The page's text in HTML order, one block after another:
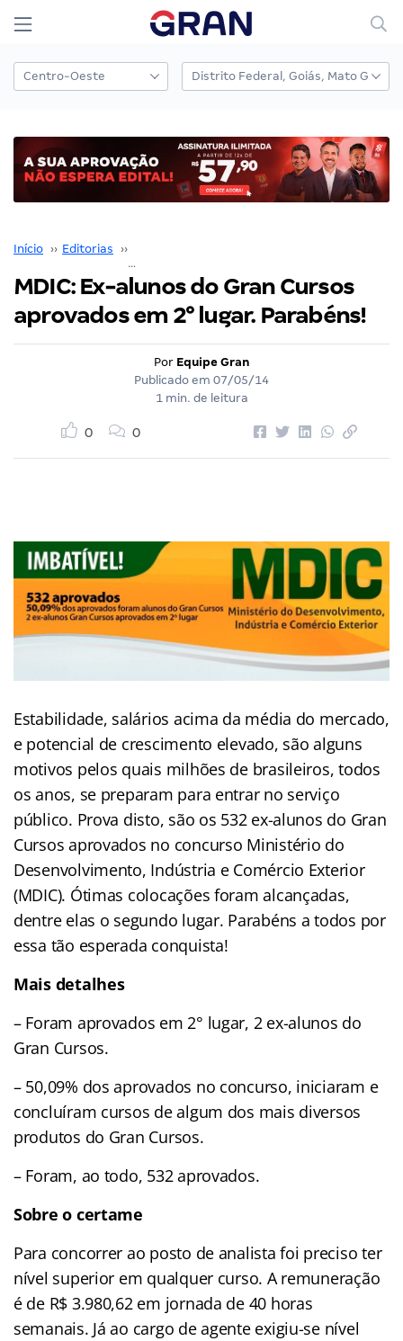
Início ›› Editorias ››
MDIC: Ex-alunos do Gran Cursos
aprovados em 2° lugar. Parabéns!
Por Equipe Gran
Publicado em 07/05/14
1 min. de leitura
0 0
Estabilidade, salários acima da média do mercado,
e potencial de crescimento elevado, são alguns
motivos pelos quais milhões de brasileiros, todos
os anos, se preparam para entrar no serviço
público. Prova disto, são os 532 ex-alunos do Gran
Cursos aprovados no concurso Ministério do
Desenvolvimento, Indústria e Comércio Exterior
(MDIC). Ótimas colocações foram alcançadas,
dentre elas o segundo lugar. Parabéns a todos por
essa tão esperada conquista!
Mais detalhes
– Foram aprovados em 2° lugar, 2 ex-alunos do
Gran Cursos.
– 50,09% dos aprovados no concurso, iniciaram e
concluíram cursos de algum dos mais diversos
produtos do Gran Cursos.
– Foram, ao todo, 532 aprovados.
Sobre o certame
Para concorrer ao posto de analista foi preciso ter
nível superior em qualquer curso. A remuneração
é de R$ 3.980,62 em jornada de 40 horas
semanais. Já ao cargo de agente exigiu-se nível